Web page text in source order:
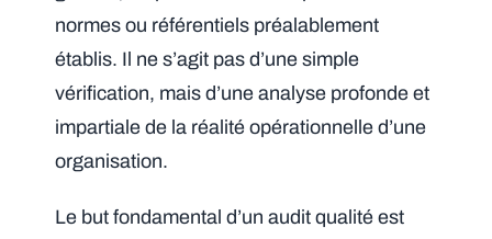
normes ou référentiels préalablement
établis. Il ne s’agit pas d’une simple
vérification, mais d’une analyse profonde et
impartiale de la réalité opérationnelle d’une
organisation.
Le but fondamental d’un audit qualité est